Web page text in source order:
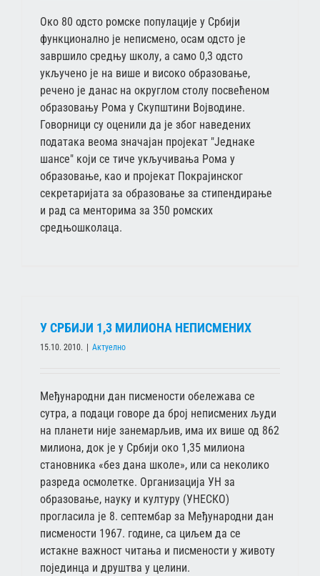
Око 80 одсто ромске популације у Србији
функционално је неписмено, осам одсто је
завршило средњу школу, а само 0,3 одсто
укључено је на више и високо образовање,
речено је данас на округлом столу посвећеном
образовању Рома у Скупштини Војводине.
Говорници су оценили да је због наведених
података веома значајан пројекат "Једнаке
шансе" који се тиче укључивања Рома у
образовање, као и пројекат Покрајинског
секретаријата за образовање за стипендирање
и рад са менторима за 350 ромских
средњошколаца.
У СРБИЈИ 1,3 МИЛИОНА НЕПИСМЕНИХ
15.10. 2010. Актуелно
Међународни дан писмености обележава се
сутра, а подаци говоре да број неписмених људи
на планети није занемарљив, има их више од 862
милиона, док је у Србији око 1,35 милиона
становника «без дана школе», или са неколико
разреда осмолетке. Организација УН за
образовање, науку и културу (УНЕСКО)
прогласила је 8. септембар за Међународни дан
писмености 1967. године, са циљем да се
истакне важност читања и писмености у животу
појединца и друштва у целини.